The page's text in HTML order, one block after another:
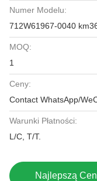
Numer Modelu:
712W61967-0040
MOQ:
1
Ceny:
Contact WhatsApp/
Warunki Płatności:
L/C, T/T.
Najlepszą